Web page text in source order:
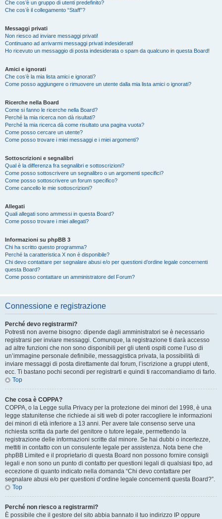
Che cos’è un gruppo di utenti predefinito?
Che cos’è il collegamento “Staff”?
Messaggi privati
Non riesco ad inviare messaggi privati!
Continuano ad arrivarmi messaggi privati indesiderati!
Ho ricevuto un messaggio di posta indesiderata o spam da qualcuno in questa Board!
Amici e ignorati
Che cos’è la mia lista amici e ignorati?
Come posso aggiungere o rimuovere un utente dalla mia lista amici o ignorati?
Ricerche nella Board
Come si fanno le ricerche nella Board?
Perché la mia ricerca non dà risultati?
Perché la mia ricerca dà come risultato una pagina vuota?
Come posso cercare un utente?
Come posso trovare i miei messaggi e i miei argomenti?
Sottoscrizioni e segnalibri
Qual è la differenza fra segnalibri e sottoscrizioni?
Come posso sottoscrivere un segnalibro o un argomenti specifici?
Come posso sottoscrivere un forum specifico?
Come cancello le mie sottoscrizioni?
Allegati
Quali allegati sono ammessi in questa Board?
Come posso trovare i miei allegati?
Informazioni su phpBB 3
Chi ha scritto questo programma?
Perché la caratteristica X non è disponibile?
Chi devo contattare per segnalare abusi e/o per questioni d’ordine legale concernenti
questa Board?
Come posso contattare un amministratore del Forum?
Connessione e registrazione
Perché devo registrarmi?
Potresti non averne bisogno: dipende dagli amministratori se è necessario
registrarsi per inviare messaggi. Comunque, la registrazione ti darà accesso
ad altre funzioni che non sono disponibili per gli utenti ospiti come l’uso di
un’immagine personale definibile, messaggistica privata, la possibilità di
inviare messaggi di posta direttamente dal forum, l’iscrizione a gruppi utenti,
ecc. Ti bastano pochi secondi per registrarti e quindi ti raccomandiamo di farlo.
Top
Che cosa è COPPA?
COPPA, o la Legge sulla Privacy per la protezione dei minori del 1998, è una
legge statunitense che richiede ai siti web di poter raccogliere le informazioni
dei minori di età inferiore a 13 anni. Per avere tale consenso serve una
richiesta scritta da parte del genitore o tutore legale, permettendo la
registrazione delle informazioni scritte dal minore. Se hai dubbi o incertezze,
mettiti in contatto con un consulente legale per assistenza. Nota bene che
phpBB Limited e il proprietario di questa Board non possono fornire consigli
legali e non sono un punto di contatto per questioni legali di qualsiasi tipo, ad
eccezione di quanto indicato nella domanda “Chi devo contattare per
segnalare abusi e/o per questioni d’ordine legale concernenti questa Board?”.
Top
Perché non riesco a registrarmi?
È possibile che il gestore del sito abbia bannato il tuo indirizzo IP oppure